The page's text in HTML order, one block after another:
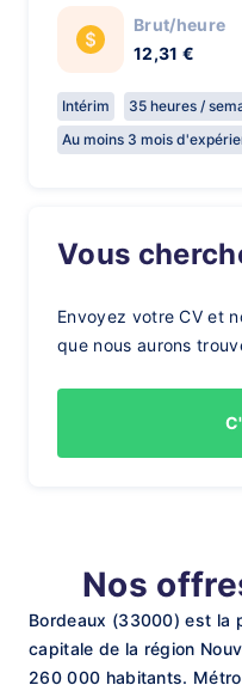
Brut/heure
12,31 €
Intérim
35 heures /
Au moins 3 mois
Vous
Envoyez votre CV et
que nous aurons
Nos
Bordeaux (33000) est la
capitale de la région
260 000 habitants.